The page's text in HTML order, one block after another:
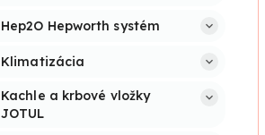
Hep2O Hepworth systém
Klimatizácia
Kachle a krbové vložky
JOTUL